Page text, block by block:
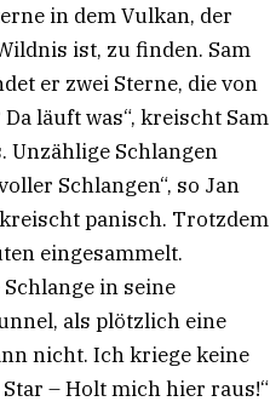
in dem Vulkan, der
ist, zu finden. Sam
er zwei Sterne, die von
läuft was“, kreischt Sam
Unzählige Schlangen
Schlangen“, so Jan
panisch. Trotzdem
eingesammelt.
Schlange in seine
als plötzlich eine
nicht. Ich kriege keine
– Holt mich hier raus!“